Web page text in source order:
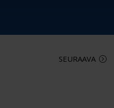
SEURAAVA